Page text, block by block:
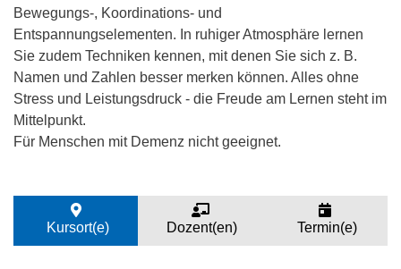
Bewegungs-, Koordinations- und
Entspannungselementen. In ruhiger Atmosphäre lernen
Sie zudem Techniken kennen, mit denen Sie sich z. B.
Namen und Zahlen besser merken können. Alles ohne
Stress und Leistungsdruck - die Freude am Lernen steht im
Mittelpunkt.
Für Menschen mit Demenz nicht geeignet.
Kursort(e) Dozent(en) Termin(e)